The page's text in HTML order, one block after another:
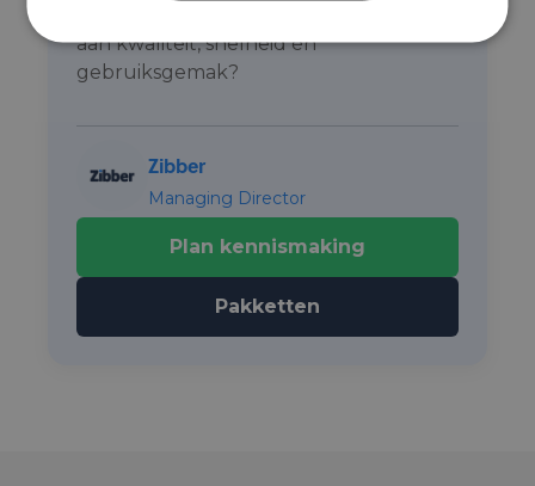
aan kwaliteit, snelheid én
gebruiksgemak?
Zibber
Managing Director
Plan kennismaking
Pakketten